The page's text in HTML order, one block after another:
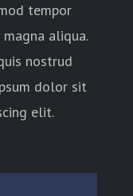
tempor
aliqua.
nostrud
dolor sit
elit.